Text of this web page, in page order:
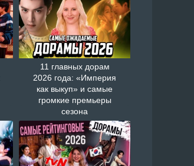
11 главных дорам
2026 года: «Империя
как выкуп» и самые
громкие премьеры
сезона